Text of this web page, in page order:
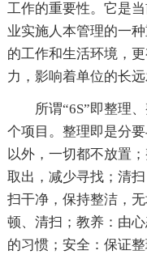
工作的重要性。它是
业实施人本管理的一
的工作和生活环境，
力，影响着单位的长远
所谓“6S”即整理
个项目。整理即是分
以外，一切都不放置
取出，减少寻找；清
扫干净，保持整洁，
顿、清扫；教养：由
的习惯；安全：保证